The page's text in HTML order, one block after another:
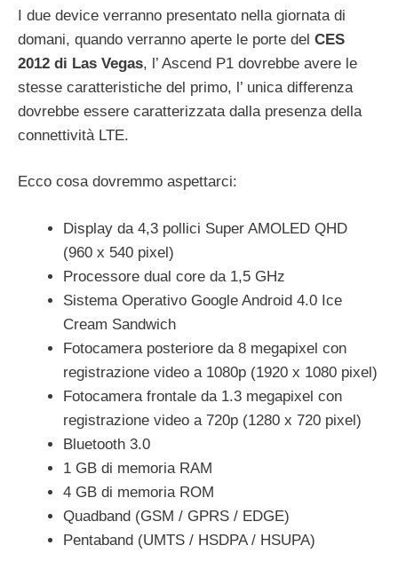
I due device verranno presentato nella giornata di
domani, quando verranno aperte le porte del CES
2012 di Las Vegas, l’ Ascend P1 dovrebbe avere le
stesse caratteristiche del primo, l’ unica differenza
dovrebbe essere caratterizzata dalla presenza della
connettività LTE.
Ecco cosa dovremmo aspettarci:
Display da 4,3 pollici Super AMOLED QHD
(960 x 540 pixel)
Processore dual core da 1,5 GHz
Sistema Operativo Google Android 4.0 Ice
Cream Sandwich
Fotocamera posteriore da 8 megapixel con
registrazione video a 1080p (1920 x 1080 pixel)
Fotocamera frontale da 1.3 megapixel con
registrazione video a 720p (1280 x 720 pixel)
Bluetooth 3.0
1 GB di memoria RAM
4 GB di memoria ROM
Quadband (GSM / GPRS / EDGE)
Pentaband (UMTS / HSDPA / HSUPA)